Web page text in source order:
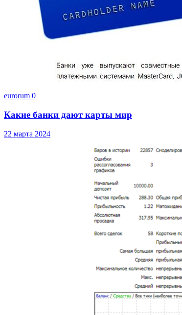
eurorum 0
Какие банки дают карты мир
22 марта 2024